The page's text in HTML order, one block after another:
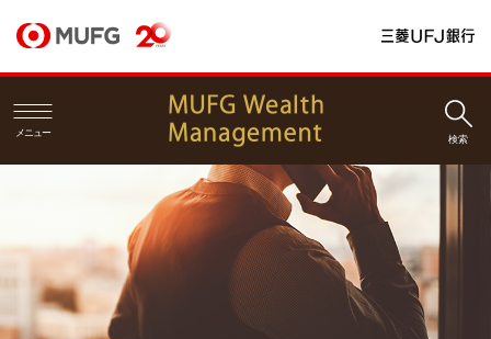
メニュー
検索